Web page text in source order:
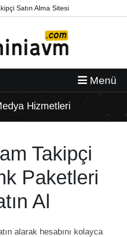
Satın Alma Sitesi
Menü
Hizmetleri
Takipçi
Paketleri
Al
alarak hesabını kolayca